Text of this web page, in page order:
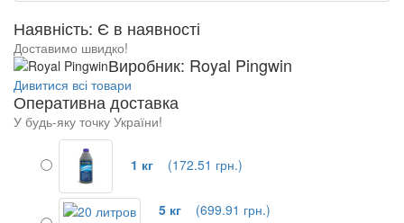
Наявність: Є в наявності
Доставимо швидко!
Виробник: Royal Pingwin
Дивитися всі товари
Оперативна доставка
У будь-яку точку України!
1 кг (172.51 грн.)
5 кг (699.91 грн.)